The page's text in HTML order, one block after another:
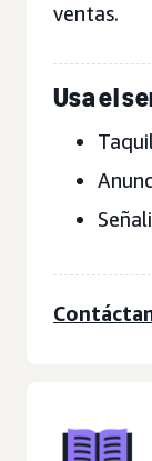
ventas.
Usa el